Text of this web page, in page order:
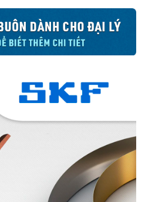
ngăn chặn bụi bẩn và tạp chất thâm
hại vòng bi